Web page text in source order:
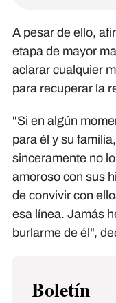
A pesar de ello,
etapa de mayor
aclarar cualquier
para recuperar la
"Si en algún
para él y su
sinceramente no
amoroso con sus
de convivir con
esa línea. Jamás
burlarme de él",
Boletín